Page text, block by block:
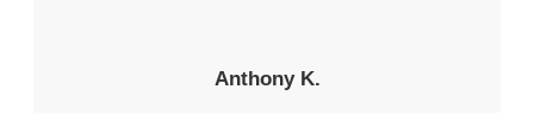
Anthony K.